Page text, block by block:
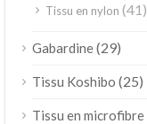
Tissu en nylon (41)
Gabardine(29)
Tissu Koshibo (25)
Tissu en microfibre